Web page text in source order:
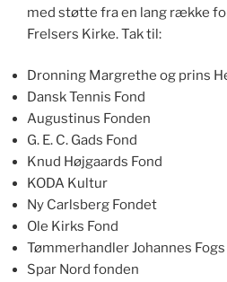
med støtte fra en lang række
Frelsers Kirke. Tak til:
Dronning Margrethe og prins
Dansk Tennis Fond
Augustinus Fonden
G. E. C. Gads Fond
Knud Højgaards Fond
KODA Kultur
Ny Carlsberg Fondet
Ole Kirks Fond
Tømmerhandler Johannes Fogs
Spar Nord fonden